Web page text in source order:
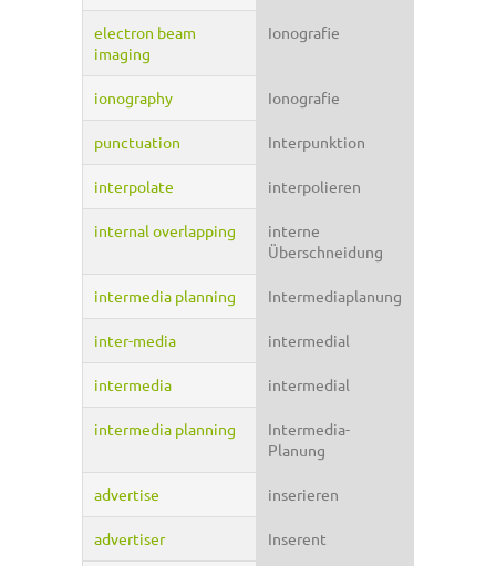
electron beam
imaging
Ionografie
ionography Ionografie
punctuation Interpunktion
interpolate interpolieren
internal overlapping
interne
Überschneidung
intermedia planning Intermediaplanung
inter-media intermedial
intermedia intermedial
intermedia planning
Intermedia-
Planung
advertise inserieren
advertiser Inserent